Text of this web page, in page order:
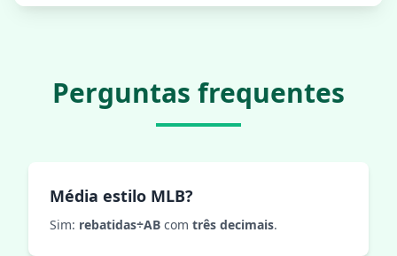
Perguntas frequentes
Média estilo MLB?
Sim: rebatidas÷AB com três decimais.